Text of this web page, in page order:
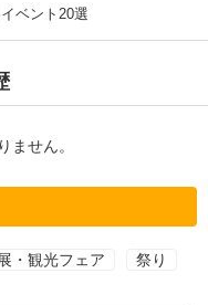
ベント20選
ません。
・観光フェア 祭り